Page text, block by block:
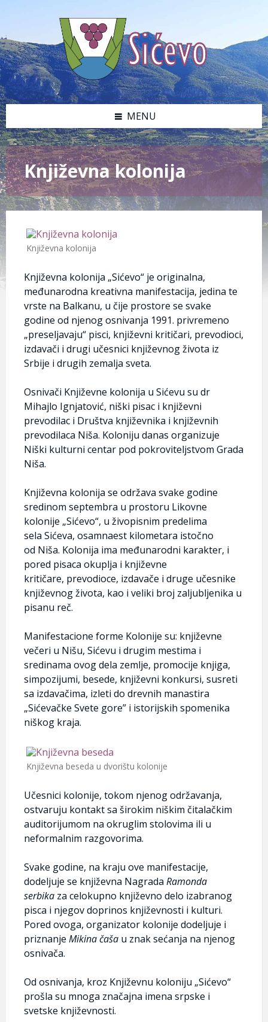
MENU
Književna kolonija
Književna kolonija
Književna kolonija „Sićevo“ je originalna,
međunarodna kreativna manifestacija, jedina te
vrste na Balkanu, u čije prostore se svake
godine od njenog osnivanja 1991. privremeno
„preseljavaju“ pisci, književni kritičari, prevodioci,
izdavači i drugi učesnici književnog života iz
Srbije i drugih zemalja sveta.
Osnivači Književne kolonija u Sićevu su dr
Mihajlo Ignjatović, niški pisac i književni
prevodilac i Društva književnika i književnih
prevodilaca Niša. Koloniju danas organizuje
Niški kulturni centar pod pokroviteljstvom Grada
Niša.
Književna kolonija se održava svake godine
sredinom septembra u prostoru Likovne
kolonije „Sićevo“, u živopisnim predelima
sela Sićeva, osamnaest kilometara istočno
od Niša. Kolonija ima međunarodni karakter, i
pored pisaca okuplja i književne
kritičare, prevodioce, izdavače i druge učesnike
književnog života, kao i veliki broj zaljubljenika u
pisanu reč.
Manifestacione forme Kolonije su: književne
večeri u Nišu, Sićevu i drugim mestima i
sredinama ovog dela zemlje, promocije knjiga,
simpozijumi, besede, književni konkursi, susreti
sa izdavačima, izleti do drevnih manastira
„Sićevačke Svete gore” i istorijskih spomenika
niškog kraja.
Književna beseda u dvorištu kolonije
Učesnici kolonije, tokom njenog održavanja,
ostvaruju kontakt sa širokim niškim čitalačkim
auditorijumom na okruglim stolovima ili u
neformalnim razgovorima.
Svake godine, na kraju ove manifestacije,
dodeljuje se književna Nagrada Ramonda
serbika za celokupno književno delo izabranog
pisca i njegov doprinos književnosti i kulturi.
Pored ovoga, organizator kolonije dodeljuje i
priznanje Mikina čaša u znak sećanja na njenog
osnivača.
Od osnivanja, kroz Književnu koloniju „Sićevo“
prošla su mnoga značajna imena srpske i
svetske književnosti.